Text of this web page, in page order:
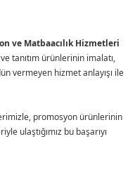
ve Matbaacılık Hizmetleri
tanıtım ürünlerinin imalatı,
vermeyen hizmet anlayışı ile
promosyon ürünlerinin
ulaştığımız bu başarıyı